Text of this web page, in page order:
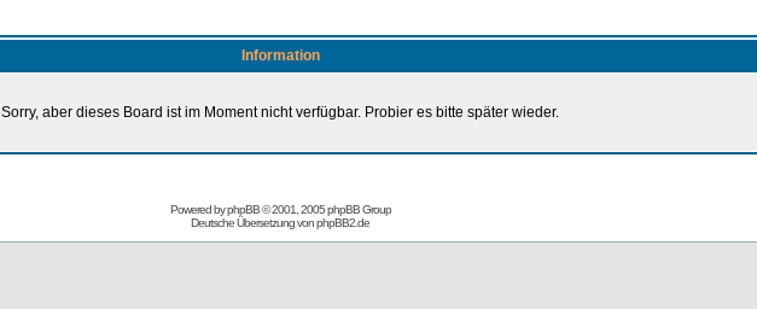
Information
Sorry, aber dieses Board ist im Moment nicht verfügbar. Probier es bitte später wieder.
Powered byphpBB© 2001, 2005 phpBB Group
Deutsche Übersetzung vonphpBB2.de